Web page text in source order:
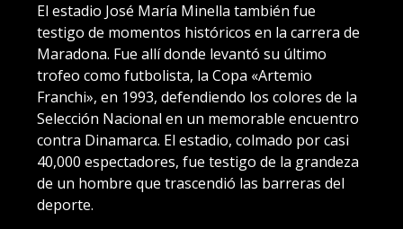
El estadio José María Minella también fue
testigo de momentos históricos en la carrera de
Maradona. Fue allí donde levantó su último
trofeo como futbolista, la Copa «Artemio
Franchi», en 1993, defendiendo los colores de la
Selección Nacional en un memorable encuentro
contra Dinamarca. El estadio, colmado por casi
40,000 espectadores, fue testigo de la grandeza
de un hombre que trascendió las barreras del
deporte.